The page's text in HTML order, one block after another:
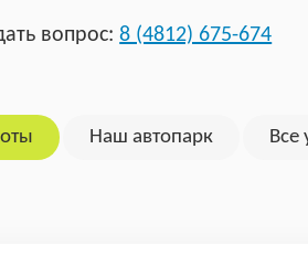
вопрос:8 (4812) 675-674
Наш автопарк Все